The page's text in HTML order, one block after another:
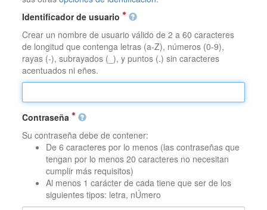
Identificador de usuario
Crear un nombre de usuario válido de 2 a 60 caracteres
de longitud que contenga letras (a-Z), números (0-9),
rayas (-), subrayados (_), y puntos (.) sin caracteres
acentuados ni eñes.
Contraseña
Su contraseña debe de contener:
De 6 caracteres por lo menos (las contraseñas que
tengan por lo menos 20 caracteres no necesitan
cumplir más requisitos)
Al menos 1 carácter de cada tiene que ser de los
siguientes tipos: letra, nÚmero